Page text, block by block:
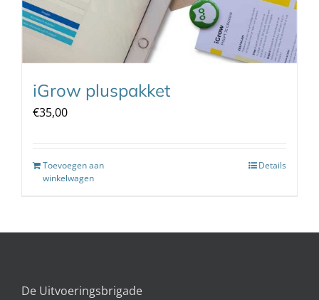
iGrow pluspakket
€35,00
Toevoegen aan
winkelwagen
Details
De Uitvoeringsbrigade